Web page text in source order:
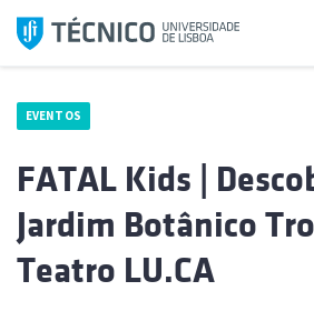
Saltar
para
EVENTOS
FATAL Kids |
Jardim Botânico
Teatro LU.CA